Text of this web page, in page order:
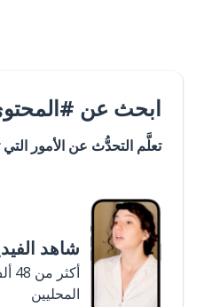
ابحث عن
تعلَّم التحدُّث عن الأمور التي
شاهد
المحليين